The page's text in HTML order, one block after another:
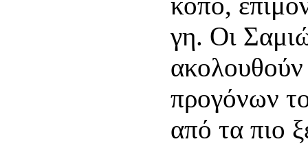
γη. Οι
προγόνων
από τα πιο